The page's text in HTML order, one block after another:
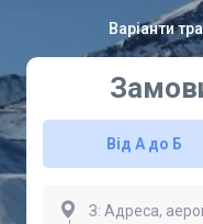
Варіанти
Від А до Б